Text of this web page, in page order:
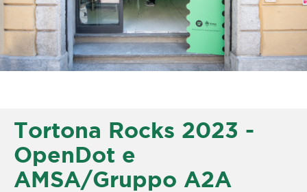
Tortona Rocks 2023 -
OpenDot e
AMSA/Gruppo A2A